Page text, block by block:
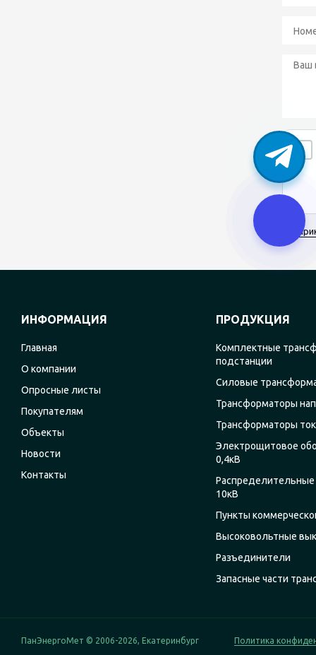
ИНФОРМАЦИЯ
Главная
О компании
Опросные листы
Покупателям
Объекты
Новости
Контакты
ПРОДУКЦИЯ
Комплектные
подстанции
Силовые
Трансформаторы
Трансформаторы
Электрощитовое
0,4кВ
Распределительные
10кВ
Пункты
Высоковольтные
Разъединители
Запасные части
ПанЭнергоМет © 2006-2026, Екатеринбург Политика